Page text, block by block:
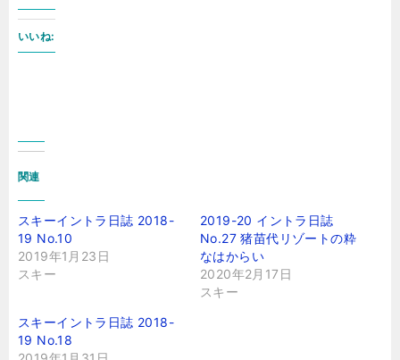
いいね:
関連
スキーイントラ日誌 2018-
19 No.10
2019年1月23日
スキー
2019-20 イントラ日誌
No.27 猪苗代リゾートの粋
なはからい
2020年2月17日
スキー
スキーイントラ日誌 2018-
19 No.18